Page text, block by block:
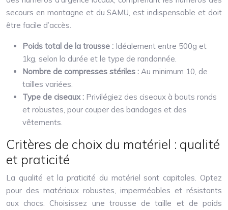
secours en montagne et du SAMU, est indispensable et doit
être facile d’accès.
Poids total de la trousse : Idéalement entre 500g et
1kg, selon la durée et le type de randonnée.
Nombre de compresses stériles : Au minimum 10, de
tailles variées.
Type de ciseaux : Privilégiez des ciseaux à bouts ronds
et robustes, pour couper des bandages et des
vêtements.
Critères de choix du matériel : qualité
et praticité
La qualité et la praticité du matériel sont capitales. Optez
pour des matériaux robustes, imperméables et résistants
aux chocs. Choisissez une trousse de taille et de poids